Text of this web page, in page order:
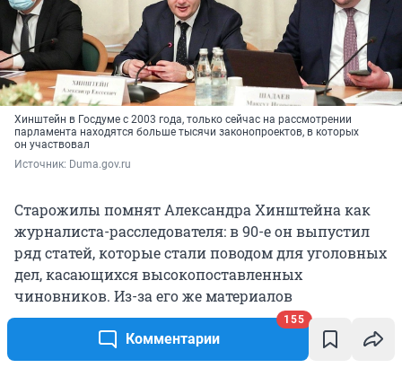
Комментарии
155
Хинштейн в Госдуме с 2003 года, только сейчас на рассмотрении
парламента находятся больше тысячи законопроектов, в которых
он участвовал
Источник: Duma.gov.ru
Старожилы помнят Александра Хинштейна как
журналиста-расследователя: в 90-е он выпустил
ряд статей, которые стали поводом для уголовных
дел, касающихся высокопоставленных
чиновников. Из-за его же материалов
проводились обыски у Березовского и
Абрамовича. Ближе к нулевым интересы
Хинштейна стали смещаться в сторону политики,